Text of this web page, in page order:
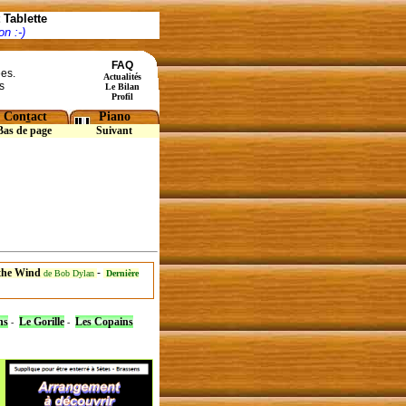
:-)
FAQ
Actualités
Le Bilan
Profil
Contact Piano
de page Suivant
Wind de Bob Dylan - Dernière
- Le Gorille - Les Copains